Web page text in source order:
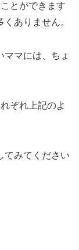
とができます
ありません。
マには、 ちょ
ぞれ上記のよ
てみてください